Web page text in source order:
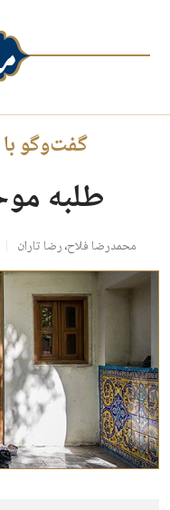
گفت‌وگو
طلبه
محمدرضا فلاح،رضا تاران